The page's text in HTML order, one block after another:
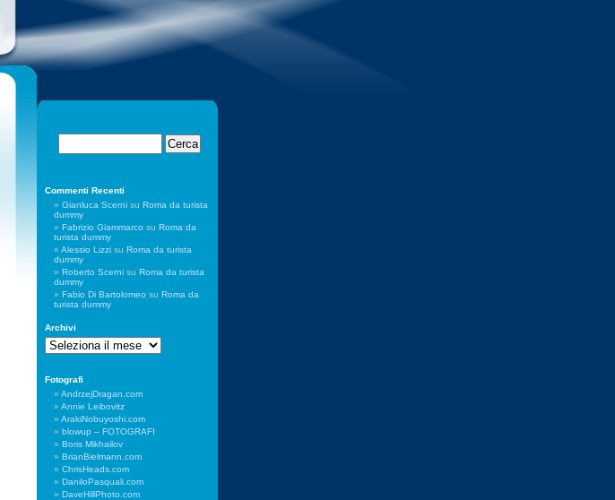
Commenti Recenti
Gianluca Scernisu Roma da turista
dummy
Fabrizio Giammarco su Roma da
turista dummy
Alessio Lizzisu Roma da turista
dummy
Roberto Scernisu Roma da turista
dummy
Fabio Di Bartolomeo su Roma da
turista dummy
Archivi
Archivi
Fotografi
AndrzejDragan.com
Annie Leibovitz
ArakiNobuyoshi.com
blowup – FOTOGRAFI
Boris Mikhailov
BrianBielmann.com
ChrisHeads.com
DaniloPasquali.com
DaveHillPhoto.com